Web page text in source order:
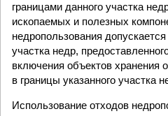
границами данного участка
ископаемых и полезных
недропользования
участка недр,
включения объектов хранения
в границы указанного участка
Использование отходов